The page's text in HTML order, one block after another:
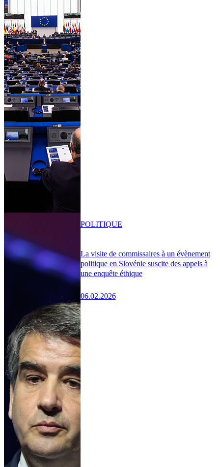
La visite de commissaires à un évènement
politique en Slovénie suscite des appels à
une enquête éthique
06.02.2026
POLITIQUE